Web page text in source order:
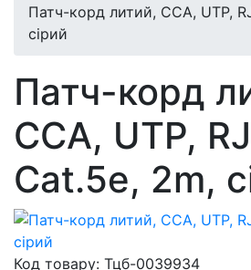
Патч-корд литий, CCA, UTP,
сірий
Патч-корд
CCA, UTP,
Cat.5e, 2m,
Код товару: Тцб-0039934